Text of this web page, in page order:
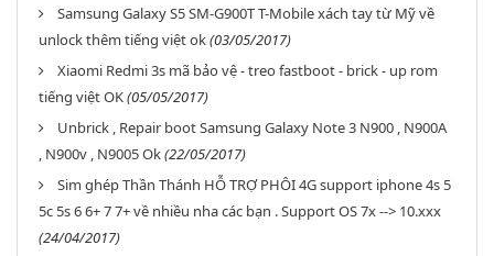
Samsung Galaxy S5 SM-G900T T-Mobile xách tay từ Mỹ về
unlock thêm tiếng việt ok(03/05/2017)
Xiaomi Redmi 3s mã bảo vệ - treo fastboot - brick - up rom
tiếng việt OK(05/05/2017)
Unbrick , Repair boot Samsung Galaxy Note 3 N900 , N900A
, N900v , N9005 Ok(22/05/2017)
Sim ghép Thần Thánh HỖ TRỢ PHÔI 4G support iphone 4s 5
5c 5s 6 6+ 7 7+ về nhiều nha các bạn . Support OS 7x --> 10.xxx
(24/04/2017)